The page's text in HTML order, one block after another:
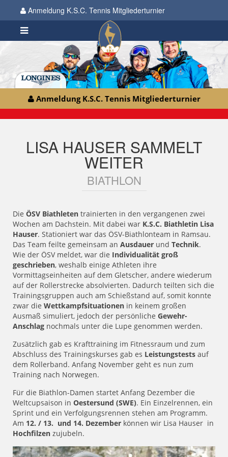
Anmeldung K.S.C. Tennis Mitgliederturnier
Anmeldung K.S.C. Tennis Mitgliederturnier
LISA HAUSER SAMMELT
WEITER
BIATHLON
Die ÖSV Biathleten trainierten in den vergangenen zwei
Wochen am Dachstein. Mit dabei war K.S.C. Biathletin Lisa
Hauser. Stationiert war das ÖSV-Biathlonteam in Ramsau.
Das Team feilte gemeinsam an Ausdauer und Technik.
Wie der ÖSV meldet, war die Individualität groß
geschrieben, weshalb einige Athleten ihre
Vormittagseinheiten auf dem Gletscher, andere wiederum
auf der Rollerstrecke absolvierten. Dadurch teilten sich die
Trainingsgruppen auch am Schießstand auf, somit konnte
zwar die Wettkampfsituationen in keinem großen
Ausmaß simuliert, jedoch der persönliche Gewehr-
Anschlag nochmals unter die Lupe genommen werden.
Zusätzlich gab es Krafttraining im Fitnessraum und zum
Abschluss des Trainingskurses gab es Leistungstests auf
dem Rollerband. Anfang November geht es nun zum
Training nach Norwegen.
Für die Biathlon-Damen startet Anfang Dezember die
Weltcupsaison in Oestersund (SWE). Ein Einzelrennen, ein
Sprint und ein Verfolgungsrennen stehen am Programm.
Am 12. / 13. und 14. Dezember können wir Lisa Hauser in
Hochfilzen zujubeln.